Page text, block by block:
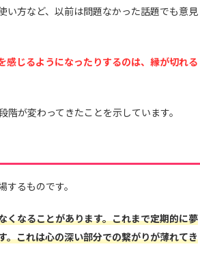
い方など、以前は問題なかった話題でも意見
感じるようになったりするのは、縁が切れる
が変わってきたことを示しています。
るものです。
くなることがあります。これまで定期的に夢
。これは心の深い部分での繋がりが薄れてき